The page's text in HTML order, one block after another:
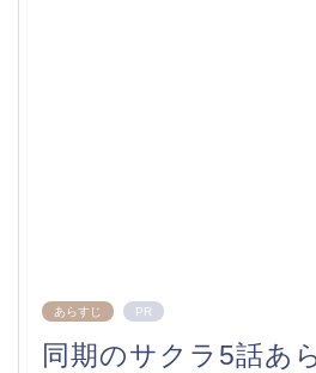
あらすじ PR
同期のサクラ5話あ